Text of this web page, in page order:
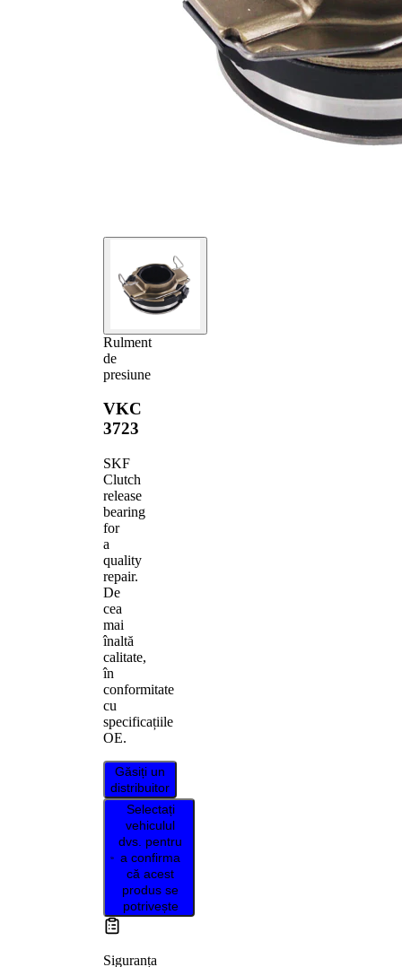
Rulment
de
presiune
VKC
3723
SKF
Clutch
release
bearing
for
a
quality
repair.
De
cea
mai
înaltă
calitate,
în
conformitate
cu
specificațiile
OE.
Găsiți un
distribuitor
Selectați
vehiculul
dvs. pentru
a confirma
că acest
produs se
potrivește
Siguranța